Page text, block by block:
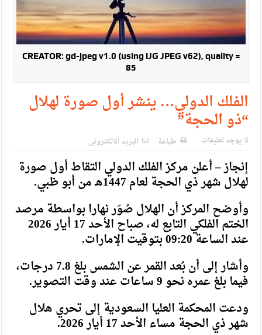
CREATOR: gd-jpeg v1.0 (using IJG JPEG v62), quality =
85
الفلك الدولي… ينشر أول صورة لهلال
“ذو الحجة”
لا يوجد تعليقات طباعة البريد الالكترونى
إنجاز – أعلن مركز الفلك الدولي التقاط أول صورة
لهلال شهر ذي الحجة لعام 1447هـ من أبو ظبي.
وأوضح المركز أن الهلال صُوّر نهارا بواسطة مرصد
الختم الفلكي التابع له، صباح الأحد 17 أيار 2026
عند الساعة 09:20 بتوقيت الإمارات.
وأشار إلى أن بُعد القمر عن الشمس بلغ 7.8 درجات،
فيما بلغ عمره نحو 9 ساعات عند وقت التصوير.
ودعت المحكمة العليا السعودية إلى تحري هلال
شهر ذي الحجة مساء الأحد 17 أيار 2026.